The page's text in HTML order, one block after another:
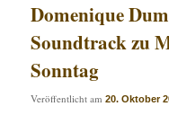
Domenique
Soundtrack zu
Sonntag
Veröffentlicht am20. Oktober